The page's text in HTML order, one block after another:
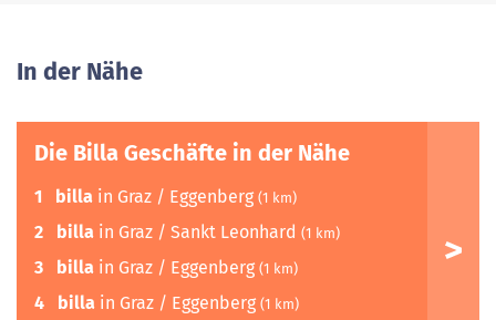
In der Nähe
Die Billa Geschäfte in der Nähe
1 billa in Graz / Eggenberg (1 km)
2 billa in Graz / Sankt Leonhard (1 km)
3 billa in Graz / Eggenberg (1 km)
4 billa in Graz / Eggenberg (1 km)